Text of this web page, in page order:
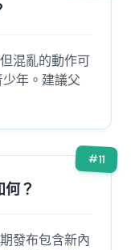
混亂的動作可
年。建議父
#11
？
發布包含新內